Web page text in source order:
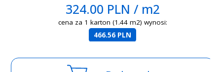
324.00 PLN / m2
cena za 1 karton (1.44 m2) wynosi:
466.56 PLN